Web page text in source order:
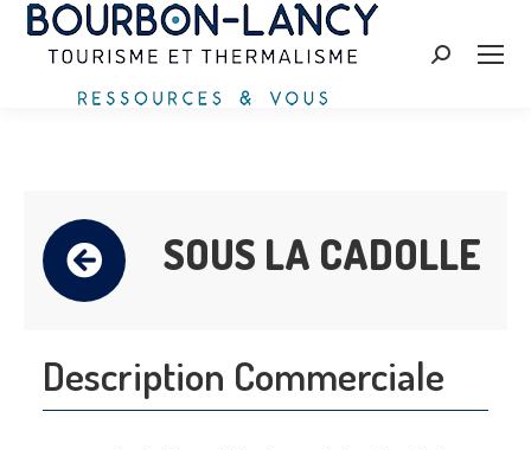
Zoeken:
SOUS LA CADOLLE
Description Commerciale